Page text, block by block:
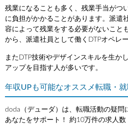
残業になることも多く、残業手当がつ
に負担がかかることがあります。派遣
容によって残業をする必要がないこと
から、派遣社員として働くDTPオペレ
またDTP技術やデザインスキルを生か
アップを目指す人が多いです。
年収UPも可能なオススメ転職・
doda（デューダ）は、転職活動の疑問
あなたをサポート！ 約10万件の求人